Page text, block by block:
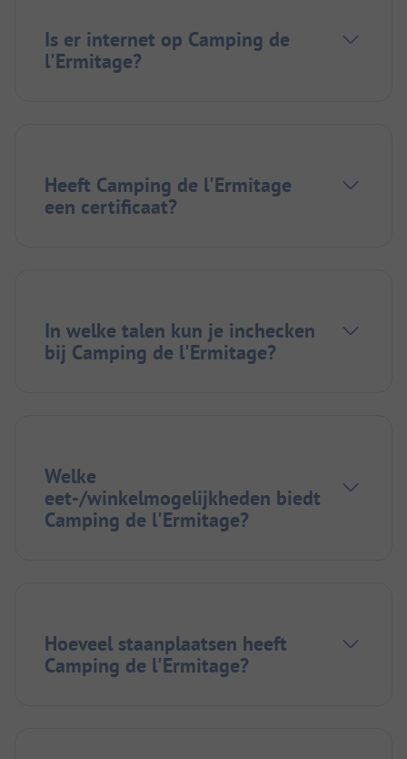
Is er internet op Camping de
l'Ermitage?
Heeft Camping de l'Ermitage
een certificaat?
In welke talen kun je inchecken
bij Camping de l'Ermitage?
Welke
eet-/winkelmogelijkheden biedt
Camping de l'Ermitage?
Hoeveel staanplaatsen heeft
Camping de l'Ermitage?